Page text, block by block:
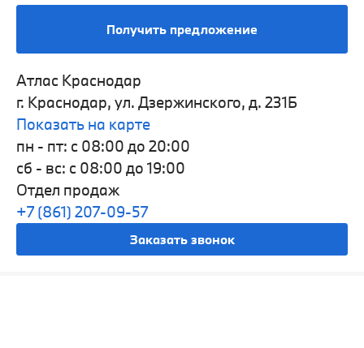
Получить предложение
Атлас Краснодар
г. Краснодар, ул. Дзержинского, д. 231Б
Показать на карте
пн - пт: с 08:00 до 20:00
сб - вс: с 08:00 до 19:00
Отдел продаж
+7 (861) 207-09-57
Заказать звонок